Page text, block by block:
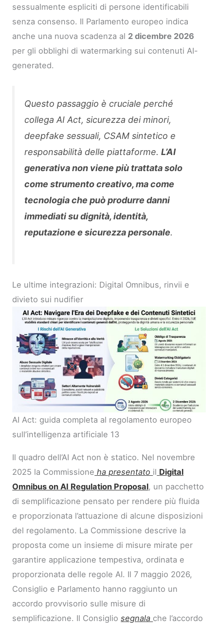
sessualmente espliciti di persone identificabili
senza consenso. Il Parlamento europeo indica
anche una nuova scadenza al 2 dicembre 2026
per gli obblighi di watermarking sui contenuti AI-
generated.
Questo passaggio è cruciale perché
collega AI Act, sicurezza dei minori,
deepfake sessuali, CSAM sintetico e
responsabilità delle piattaforme.L’AI
generativa non viene più trattata solo
come strumento creativo, ma come
tecnologia che può produrre danni
immediati su dignità, identità,
reputazione e sicurezza personale.
Le ultime integrazioni: Digital Omnibus, rinvii e
divieto sui nudifier
AI Act: guida completa al regolamento europeo
sull’intelligenza artificiale 13
Il quadro dell’AI Act non è statico. Nel novembre
2025 la Commissione ha presentato il Digital
Omnibus on AI Regulation Proposal, un pacchetto
di semplificazione pensato per rendere più fluida
e proporzionata l’attuazione di alcune disposizioni
del regolamento. La Commissione descrive la
proposta come un insieme di misure mirate per
garantire applicazione tempestiva, ordinata e
proporzionata delle regole AI. Il 7 maggio 2026,
Consiglio e Parlamento hanno raggiunto un
accordo provvisorio sulle misure di
semplificazione. Il Consigliosegnala che l’accordo